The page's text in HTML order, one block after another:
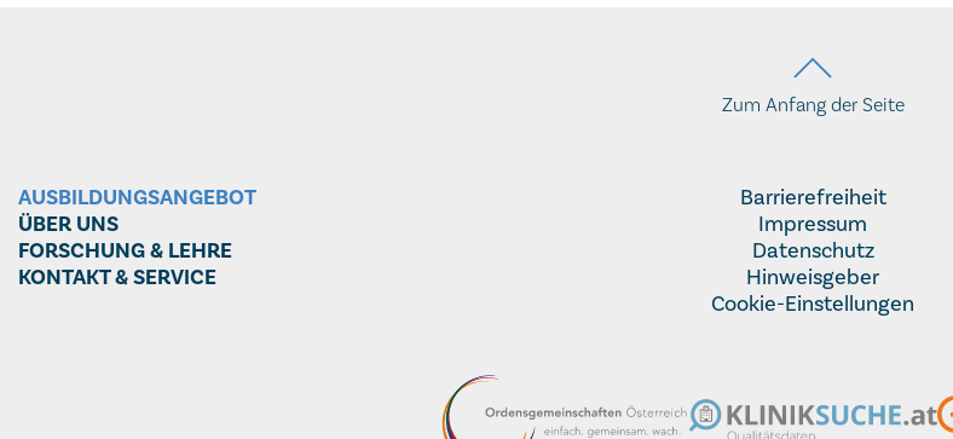
Zum Anfang der Seite
AUSBILDUNGSANGEBOT
ÜBER UNS
FORSCHUNG & LEHRE
KONTAKT & SERVICE
Barrierefreiheit
Impressum
Datenschutz
Hinweisgeber
Cookie-Einstellungen